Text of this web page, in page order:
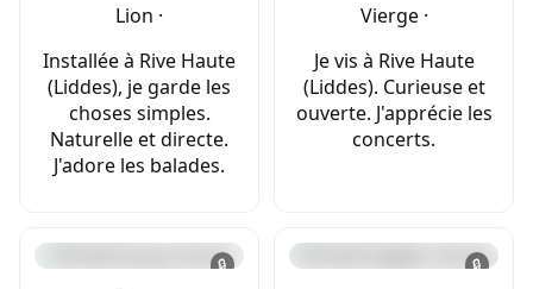
Lion ·
Installée à Rive Haute
(Liddes), je garde les
choses simples.
Naturelle et directe.
J'adore les balades.
Vierge ·
Je vis à Rive Haute
(Liddes). Curieuse et
ouverte. J'apprécie les
concerts.
🔒 🔒